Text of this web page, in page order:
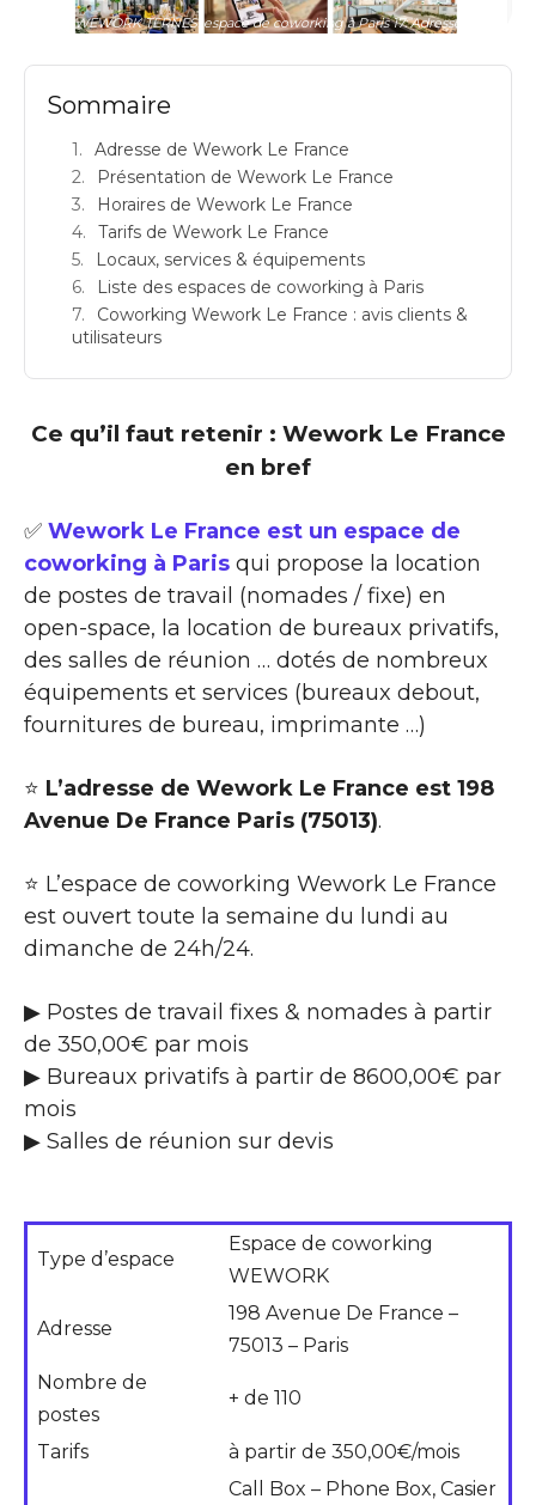
WEWORK TERNES: espace de coworking à Paris 17: Adresse
Sommaire
Adresse de Wework Le France
Présentation de Wework Le France
Horaires de Wework Le France
Tarifs de Wework Le France
Locaux, services & équipements
Liste des espaces de coworking à Paris
Coworking Wework Le France : avis clients &
utilisateurs
Ce qu’il faut retenir : Wework Le France
en bref
✅ Wework Le France est un espace de
coworking à Paris qui propose la location
de postes de travail (nomades / fixe) en
open-space, la location de bureaux privatifs,
des salles de réunion … dotés de nombreux
équipements et services (bureaux debout,
fournitures de bureau, imprimante …)
⭐ L’adresse de Wework Le France est 198
Avenue De France Paris (75013).
⭐ L’espace de coworking Wework Le France
est ouvert toute la semaine du lundi au
dimanche de 24h/24.
▶ Postes de travail fixes & nomades à partir
de 350,00€ par mois
▶ Bureaux privatifs à partir de 8600,00€ par
mois
▶ Salles de réunion sur devis
Type d’espace
Espace de coworking
WEWORK
Adresse
198 Avenue De France –
75013 – Paris
Nombre de
postes
+ de 110
Tarifs à partir de 350,00€/mois
Call Box – Phone Box, Casier